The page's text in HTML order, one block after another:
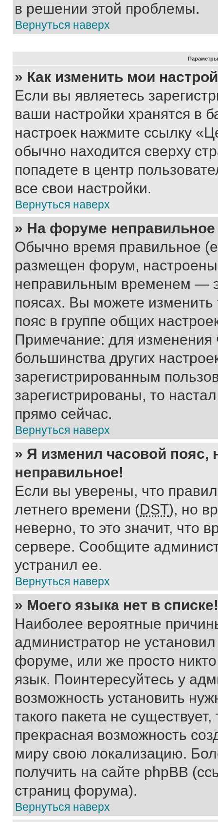
в решении этой проблемы.
Вернуться наверх
Параметры
» Как изменить мои
Если вы являетесь
ваши настройки хранятся в
настроек нажмите ссылку
обычно находится сверху
попадете в центр
все свои настройки.
Вернуться наверх
» На форуме
Обычно время правильное
размещен форум, настроены
неправильным временем —
поясах. Вы можете изменить
пояс в группе общих
Примечание: для изменения
большинства других
зарегистрированным
зарегистрированы, то
прямо сейчас.
Вернуться наверх
» Я изменил часовой пояс,
неправильное!
Если вы уверены, что
летнего времени (DST), но
неверно, то это значит, что
сервере. Сообщите
устранил ее.
Вернуться наверх
» Моего языка нет в списке!
Наиболее вероятные
администратор не
форуме, или же просто
язык. Поинтересуйтесь у
возможность установить
такого пакета не
прекрасная возможность
миру свою локализацию.
получить на сайте phpBB
страниц форума).
Вернуться наверх